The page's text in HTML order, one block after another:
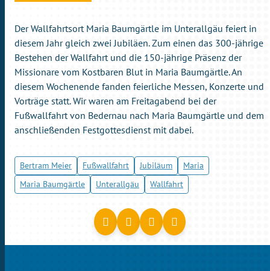
Der Wallfahrtsort Maria Baumgärtle im Unterallgäu feiert in
diesem Jahr gleich zwei Jubiläen. Zum einen das 300-jährige
Bestehen der Wallfahrt und die 150-jährige Präsenz der
Missionare vom Kostbaren Blut in Maria Baumgärtle. An
diesem Wochenende fanden feierliche Messen, Konzerte und
Vorträge statt. Wir waren am Freitagabend bei der
Fußwallfahrt von Bedernau nach Maria Baumgärtle und dem
anschließenden Festgottesdienst mit dabei.
Bertram Meier Fußwallfahrt Jubiläum
Maria
Maria Baumgärtle
Unterallgäu Wallfahrt